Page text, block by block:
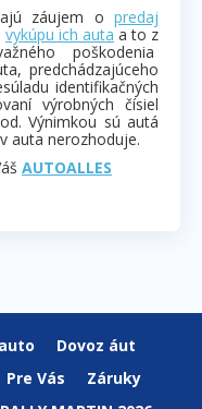
záujem o predaj
vykúpu ich autaa to z
poškodenia
predchádzajúceho
identifikačných
výrobných čísiel
Výnimkou sú autá
auta nerozhoduje.
AUTOALLES
Dovoz áut
Pre Vás
Záruky